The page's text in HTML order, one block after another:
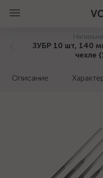
ЗУБР 10 шт, 140
чехле
Описание